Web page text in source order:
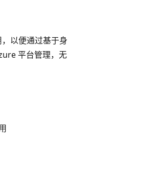
以便通过基于身
平台管理，无